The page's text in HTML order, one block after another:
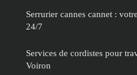
Serrurier cannes cannet :
24/7
Services de cordistes pour
Voiron